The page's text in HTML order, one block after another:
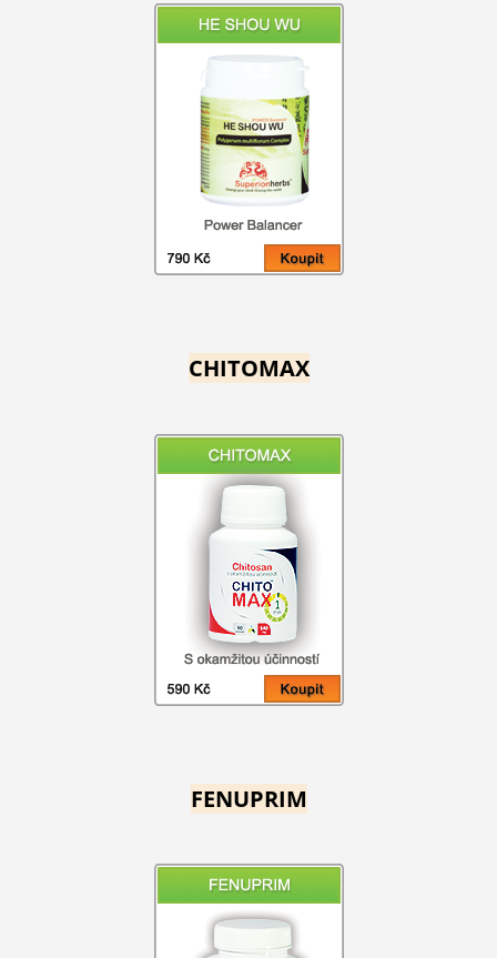
CHITOMAX
FENUPRIM